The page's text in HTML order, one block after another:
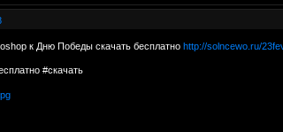
к Дню Победы скачать бесплатноhttp://solncewo.ru/
#скачать